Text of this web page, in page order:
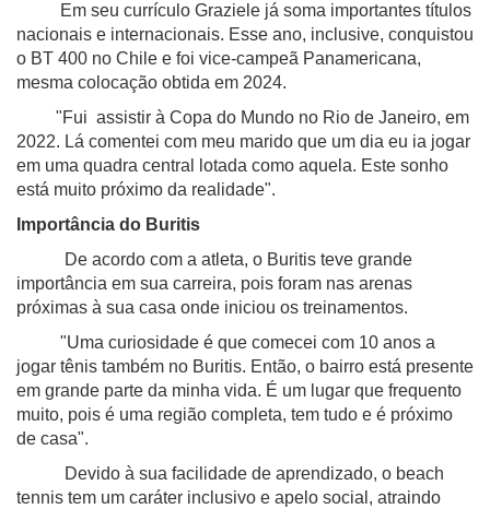
Em seu currículo Graziele já soma importantes títulos
nacionais e internacionais. Esse ano, inclusive, conquistou
o BT 400 no Chile e foi vice-campeã Panamericana,
mesma colocação obtida em 2024.
"Fui assistir à Copa do Mundo no Rio de Janeiro, em
2022. Lá comentei com meu marido que um dia eu ia jogar
em uma quadra central lotada como aquela. Este sonho
está muito próximo da realidade".
Importância do Buritis
De acordo com a atleta, o Buritis teve grande
importância em sua carreira, pois foram nas arenas
próximas à sua casa onde iniciou os treinamentos.
"Uma curiosidade é que comecei com 10 anos a
jogar tênis também no Buritis. Então, o bairro está presente
em grande parte da minha vida. É um lugar que frequento
muito, pois é uma região completa, tem tudo e é próximo
de casa".
Devido à sua facilidade de aprendizado, o beach
tennis tem um caráter inclusivo e apelo social, atraindo